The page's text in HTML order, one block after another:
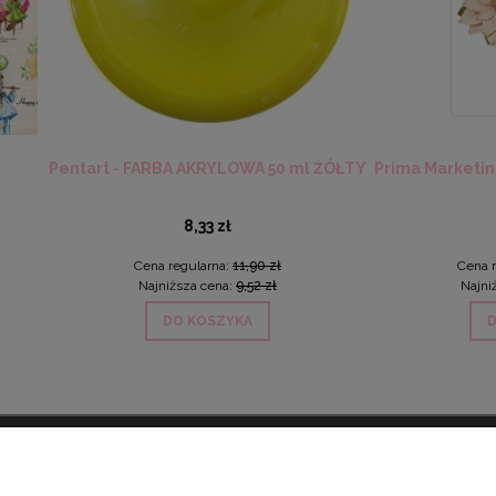
AKRYLOWA 50 ml ŻÓŁTY
11,90 zł
9,52 zł
Prima Marketing - Kwiaty-
28,50 zł
17,10 zł